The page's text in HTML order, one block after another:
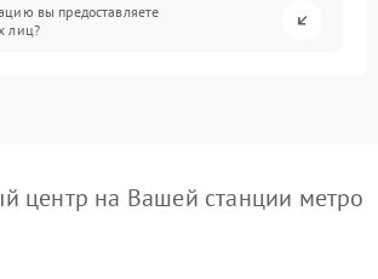
вы предоставляете
лиц?
центр на Вашей станции метро